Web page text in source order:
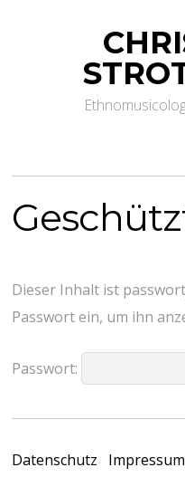
Dieser Inhalt ist
Passwort ein, um ihn
Passwort:
Datenschutz Impressum